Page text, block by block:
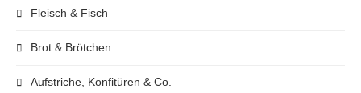
Fleisch & Fisch
Brot & Brötchen
Aufstriche, Konfitüren & Co.